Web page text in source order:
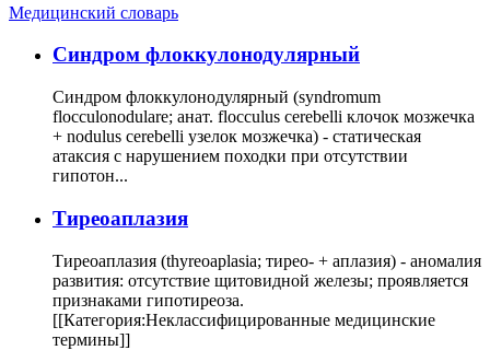
Медицинский словарь
Cиндром флоккулонодулярный
Синдром флоккулонодулярный (syndromum
flocculonodulare; анат. flocculus cerebelli клочок мозжечка
+ nodulus cerebelli узелок мозжечка) - статическая
атаксия с нарушением походки при отсутствии
гипотон...
Тиреоаплазия
Тиреоаплазия (thyreoaplasia; тирео- + аплазия) - аномалия
развития: отсутствие щитовидной железы; проявляется
признаками гипотиреоза.
[[Категория:Неклассифицированные медицинские
термины]]